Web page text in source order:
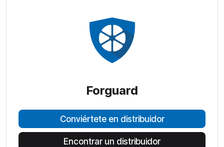
Forguard
Conviértete en distribuidor
Encontrar un distribuidor